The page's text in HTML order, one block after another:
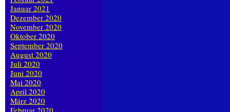
Januar 2021
Dezember 2020
November 2020
Oktober 2020
September 2020
August 2020
Juli 2020
Juni 2020
Mai 2020
April 2020
März 2020
Februar 2020